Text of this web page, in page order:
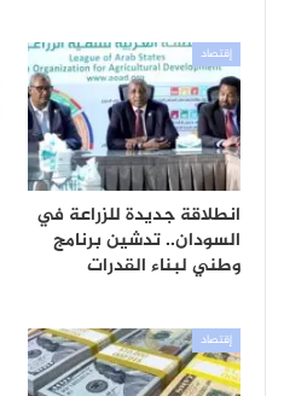
إقتصاد
انطلاقة جديدة للزراعة في
السودان.. تدشين برنامج
وطني لبناء القدرات
إقتصاد